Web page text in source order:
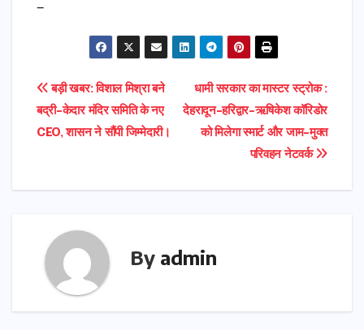
—
Post
navigation
धामी सरकार का मास्टर स्ट्रोक :
देहरादून–हरिद्वार–ऋषिकेश कॉरिडोर
को मिलेगा स्मार्ट और जाम-मुक्त
परिवहन नेटवर्क
बड़ी खबर: विशाल मिश्रा बने
बद्री-केदार मंदिर समिति के नए
CEO, शासन ने सौंपी जिम्मेदारी।
By admin